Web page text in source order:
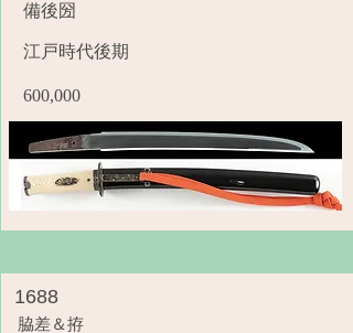
備後圀
江戸時代後期
600,000
1688
脇差＆拵